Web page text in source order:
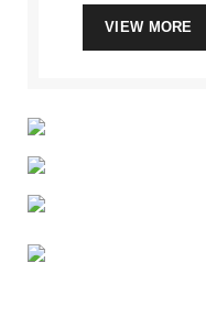
VIEW MORE